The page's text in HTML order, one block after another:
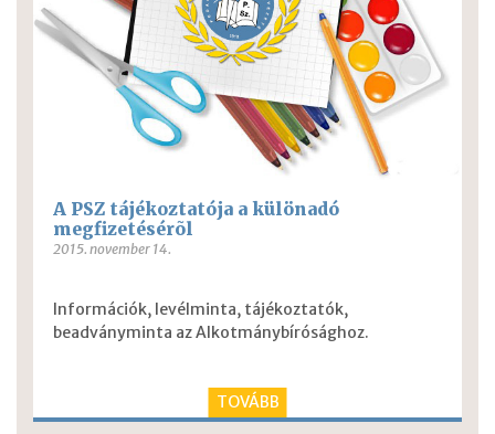
A PSZ tájékoztatója a különadó
megfizetésérõl
2015. november 14.
Információk, levélminta, tájékoztatók,
beadványminta az Alkotmánybírósághoz.
TOVÁBB